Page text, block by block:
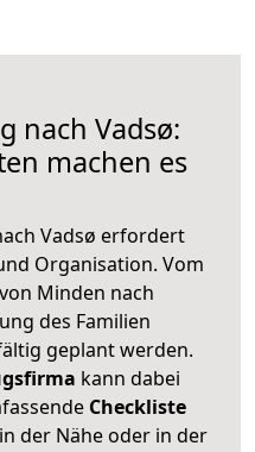
nach Vadsø:
machen es
Vadsø erfordert
Organisation. Vom
Minden nach
des Familien
geplant werden.
kann dabei
Checkliste
der Nähe oder in der